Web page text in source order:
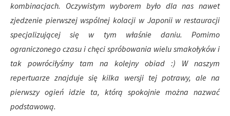
kombinacjach. Oczywistym wyborem było dla nas nawet
zjedzenie pierwszej wspólnej kolacji w Japonii w restauracji
specjalizującej się w tym właśnie daniu. Pomimo
ograniczonego czasu i chęci spróbowania wielu smakołyków i
tak powróciłyśmy tam na kolejny obiad :) W naszym
repertuarze znajduje się kilka wersji tej potrawy, ale na
pierwszy ogień idzie ta, którą spokojnie można nazwać
podstawową.